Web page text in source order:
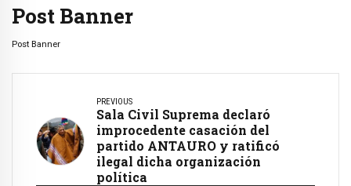
Post Banner
Post Banner
PREVIOUS
Sala Civil Suprema declaró
improcedente casación del
partido ANTAURO y ratificó
ilegal dicha organización
política